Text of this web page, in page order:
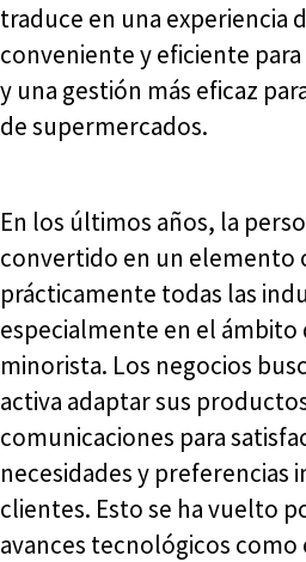
traduce en una experiencia
conveniente y eficiente
y una gestión más eficaz
de supermercados.
En los últimos años, la
convertido en un elemento
prácticamente todas las
especialmente en el
minorista. Los negocios
activa adaptar sus
comunicaciones para
necesidades y preferencias
clientes. Esto se ha vuelto
avances tecnológicos como